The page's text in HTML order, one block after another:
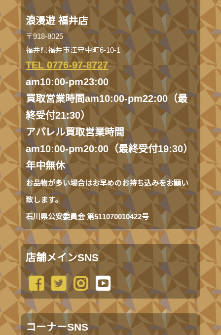
浪漫遊 福井店
〒918-8025
福井県福井市江守中町6-10-1
TEL 0776-97-8727
am10:00-pm23:00
買取営業時間am10:00-pm22:00（最
終受付21:30）
アパレル買取営業時間
am10:00-pm20:00（最終受付19:30）
年中無休
お品物が多い場合はお早めのお持ち込みをお願い
致します。
石川県公安委員会 第511070010422号
店舗メインSNS
コーナーSNS